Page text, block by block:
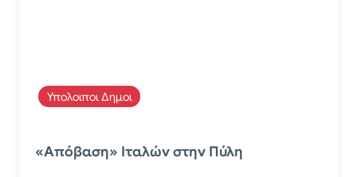
Υπολοιποι Δημοι
«Απόβαση» Ιταλών στην Πύλη